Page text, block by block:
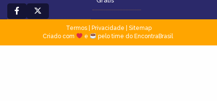
Termos| Privacidade
Sitemap
Criado com
e pelo time do EncontraBrasil